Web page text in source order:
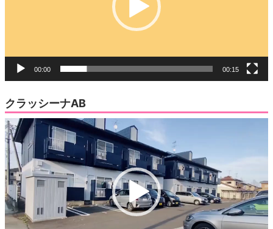
00:00 00:15
クラッシーナAB
動
画
プ
レ
ー
ヤ
ー